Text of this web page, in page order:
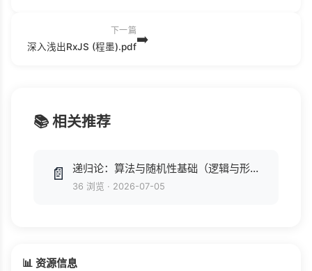
下一篇
深入浅出RxJS (程墨).pdf➡️
📚 相关推荐
📄 递归论：算法与随机性基础（逻辑与形而上学教科书系列） (郝兆宽 等).pdf
36 浏览 · 2026-07-05
📊 资源信息